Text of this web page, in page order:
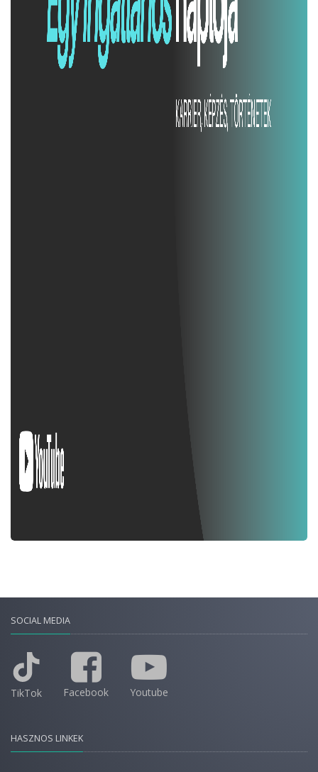
SOCIAL MEDIA
TikTok Facebook Youtube
HASZNOS LINKEK